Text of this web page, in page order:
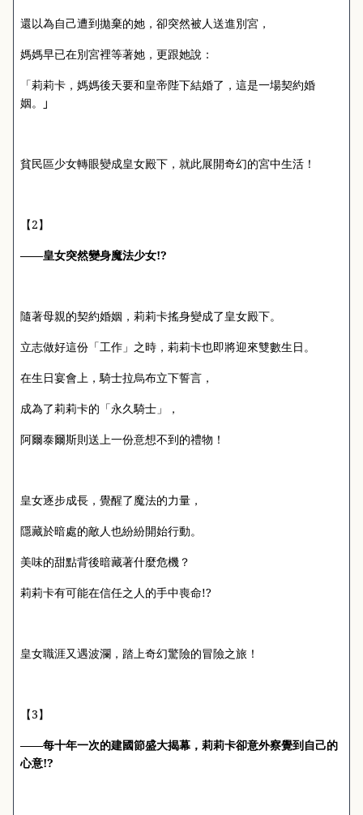
還以為自己遭到拋棄的她，卻突然被人送進別宮，
媽媽早已在別宮裡等著她，更跟她說：
「莉莉卡，媽媽後天要和皇帝陛下結婚了，這是一場契約婚
姻。
」
貧民區少女轉眼變成皇女殿下，就此展開奇幻的宮中生活！
【2 】
——皇女突然變身魔法少女!?
隨著母親的契約婚姻，莉莉卡搖身變成了皇女殿下。
立志做好這份「工作」之時，莉莉卡也即將迎來雙數生日。
在生日宴會上，騎士拉烏布立下誓言，
成為了莉莉卡的「永久騎士」，
阿爾泰爾斯則送上一份意想不到的禮物！
皇女逐步成長，覺醒了魔法的力量，
隱藏於暗處的敵人也紛紛開始行動。
美味的甜點背後暗藏著什麼危機？
莉莉卡有可能在信任之人的手中喪命!?
皇女職涯又遇波瀾，踏上奇幻驚險的冒險之旅！
【3 】
——每十年一次的建國節盛大揭幕，莉莉卡卻意外察覺到自己的
心意!?